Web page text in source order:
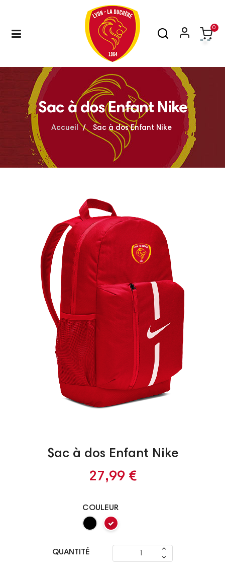
Basculer
☰
0
Sac à dos Enfant Nike
Accueil Sac à dos Enfant Nike
Sac à dos Enfant Nike
27,99 €
COULEUR
QUANTITÉ